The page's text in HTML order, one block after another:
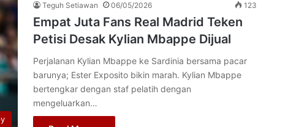
Teguh Setiawan 06/05/2026 123
Empat Juta Fans Real Madrid Teken
Petisi Desak Kylian Mbappe Dijual
Perjalanan Kylian Mbappe ke Sardinia bersama pacar
barunya; Ester Exposito bikin marah. Kylian Mbappe
bertengkar dengan staf pelatih dengan
mengeluarkan…